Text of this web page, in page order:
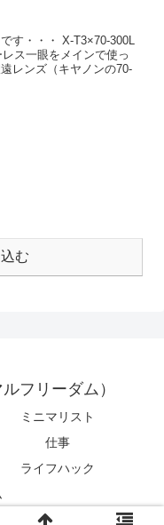
す・・・ X-T3×70-300L
ス一眼をメインで使っ
レンズ（キヤノンの70-
む
フリーダム）
ミニマリスト
仕事
ライフハック